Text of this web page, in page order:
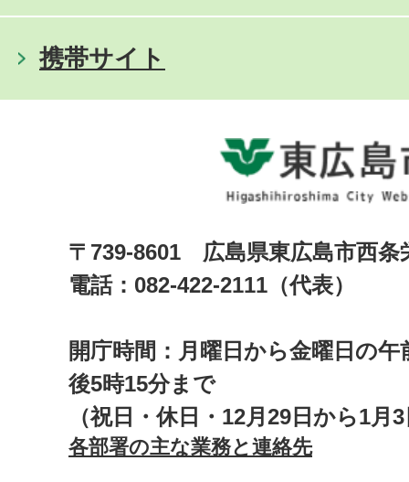
携帯サイト
〒739-8601 広島県東広島市西
電話：082-422-2111（代表）
開庁時間：月曜日から金曜日の午
後5時15分まで
（祝日・休日・12月29日から1月
各部署の主な業務と連絡先